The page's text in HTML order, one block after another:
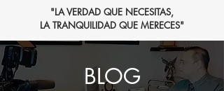
"LA VERDAD QUE NECESITAS,
LA TRANQUILIDAD QUE MERECES"
BLOG